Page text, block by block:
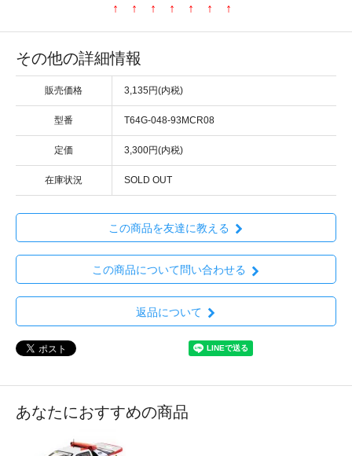
↑ ↑ ↑ ↑ ↑ ↑ ↑
その他の詳細情報
販売価格 3,135円(内税)
型番 T64G-048-93MCR08
定価 3,300円(内税)
在庫状況 SOLD OUT
この商品を友達に教える
この商品について問い合わせる
返品について
あなたにおすすめの商品